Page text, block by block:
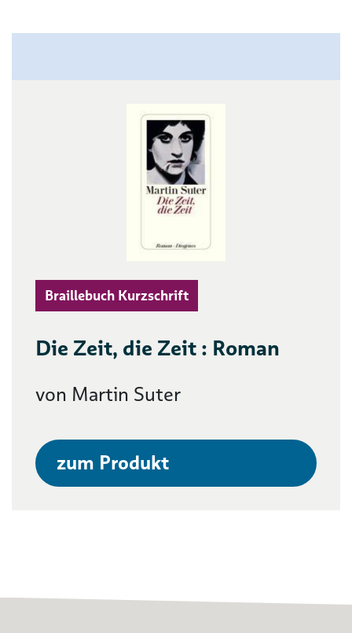
Braillebuch Kurzschrift
Die Zeit, die Zeit : Roman
von Martin Suter
zum Produkt